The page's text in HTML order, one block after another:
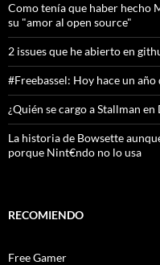
Como tenía que haber hecho
su "amor al open source"
2 issues que he abierto en
#Freebassel: Hoy hace un
¿Quién se cargo a Stallman en
La historia de Bowsette
porque Nint€ndo no lo usa
RECOMIENDO
Free Gamer